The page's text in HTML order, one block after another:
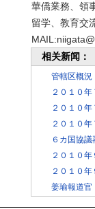
華僑業務、領
留学、教育交
相关新闻：
管轄区概況
２０１０
２０１０
２０１０
６カ国協
２０１０
２０１０
姜瑜報道官